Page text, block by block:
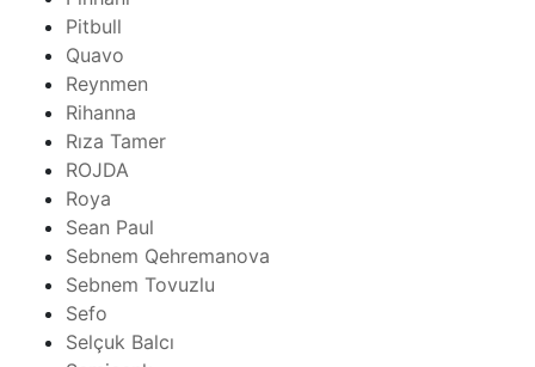
Pitbull
Quavo
Reynmen
Rihanna
Rıza Tamer
ROJDA
Roya
Sean Paul
Sebnem Qehremanova
Sebnem Tovuzlu
Sefo
Selçuk Balcı